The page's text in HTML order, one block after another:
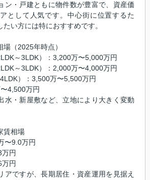
ン・戸建ともに物件数が豊富で、資産価
として人気です。中心街に位置するた
い方には特におすすめです。
（2025年時点）
～3LDK）：3,200万〜5,000万円
～3LDK）：2,000万〜4,000万円
）：3,500万〜5,500万円
4,500万円
水・新屋敷など、立地により大きく変動
賃相場
〜9.0万円
円
円
アですが、長期居住・資産運用を見据え